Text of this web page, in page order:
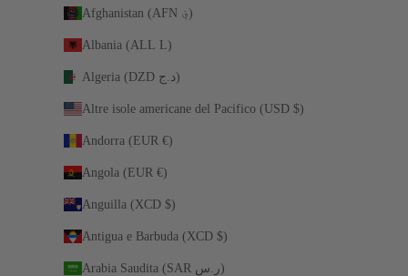
Afghanistan (AFN ؋)
Albania (ALL L)
Algeria (DZD د.ج)
Altre isole americane del Pacifico (USD $)
Andorra (EUR €)
Angola (EUR €)
Anguilla (XCD $)
Antigua e Barbuda (XCD $)
Arabia Saudita (SAR ر.س)